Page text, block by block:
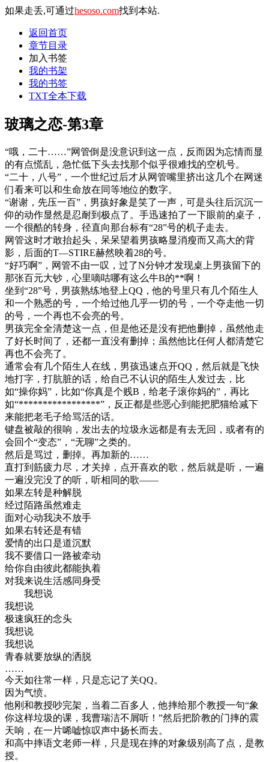
如果走丢,可通过hesoso.com找到本站.
返回首页
章节目录
加入书签
我的书架
我的书签
TXT全本下载
玻璃之恋-第3章
“哦，二十……”网管倒是没意识到这一点，反而因为忘情而显
的有点慌乱，急忙低下头去找那个似乎很难找的空机号。
“二十，八号”，一个世纪过后才从网管嘴里挤出这几个在网迷
们看来可以和生命放在同等地位的数字。
“谢谢，先压一百”，男孩好象是笑了一声，可是头往后沉沉一
仰的动作显然是忍耐到极点了。手迅速拍了一下眼前的桌子，
一个很酷的转身，径直向那台标有“28”号的机子走去。
网管这时才敢抬起头，呆呆望着男孩略显消瘦而又高大的背
影，后面的T—STIRE赫然映着28的号。
“好巧啊”，网管不由一叹，过了N分钟才发现桌上男孩留下的
那张百元大钞，心里嘀咕哪有这么牛B的**啊！
坐到“28”号，男孩熟练地登上QQ，他的号里只有几个陌生人
和一个熟悉的号，一个给过他几乎一切的号，一个夺走他一切
的号，一个再也不会亮的号。
男孩完全全清楚这一点，但是他还是没有把他删掉，虽然他走
了好长时间了，还都一直没有删掉；虽然他比任何人都清楚它
再也不会亮了。
通常会有几个陌生人在线，男孩迅速点开QQ，然后就是飞快
地打字，打肮脏的话，给自己不认识的陌生人发过去，比
如“操你妈”，比如“你真是个贱B，给老子滚你妈的”，再比
如“*****************”，反正都是些恶心到能把肥猫给减下
来能把老毛子给骂活的话。
键盘被敲的很响，发出去的垃圾永远都是有去无回，或者有的
会回个“变态”，“无聊”之类的。
然后是骂过，删掉。再加新的……
直打到筋疲力尽，才关掉，点开喜欢的歌，然后就是听，一遍
一遍没完没了的听，听相同的歌——
如果左转是种解脱
经过陌路虽然难走
面对心动我决不放手
如果右转还是有错
爱情的出口是道沉默
我不要借口一路被牵动
给你自由彼此都能执着
对我来说生活感同身受
我想说
我想说
极速疯狂的念头
我想说
我想说
青春就要放纵的洒脱
……
今天如往常一样，只是忘记了关QQ。
因为气愤。
他刚和教授吵完架，当着二百多人，他摔给那个教授一句“象
你这样垃圾的课，我曹瑞洁不屑听！”然后把阶教的门摔的震
天响，在一片唏嘘惊叹声中扬长而去。
和高中摔语文老师一样，只是现在摔的对象级别高了点，是教
授。